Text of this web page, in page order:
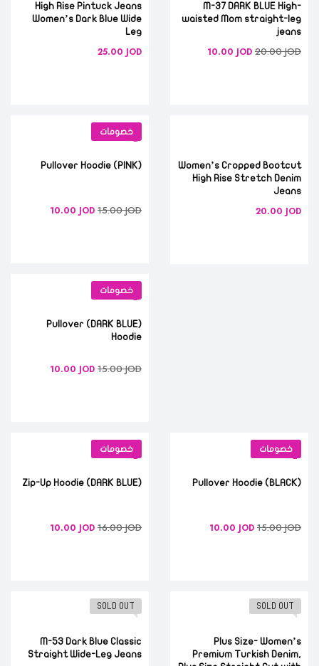
M-37 DARK BLUE High-
waisted Mom straight-leg
jeans
20.00JOD
10.00 JOD
High Rise Pintuck Jeans
Women’s Dark Blue Wide
Leg
25.00 JOD
Women’s Cropped Bootcut
High Rise Stretch Denim
Jeans
20.00 JOD
خصومات
(PINK) Pullover Hoodie
15.00JOD
10.00 JOD
خصومات
(DARK BLUE) Pullover
Hoodie
15.00JOD
10.00 JOD
خصومات
(BLACK) Pullover Hoodie
15.00JOD
10.00 JOD
خصومات
(DARK BLUE) Zip-Up Hoodie
16.00JOD
10.00 JOD
SOLD OUT
Plus Size- Women’s
Premium Turkish Denim,
SOLD OUT
M-53 Dark Blue Classic
Straight Wide-Leg Jeans